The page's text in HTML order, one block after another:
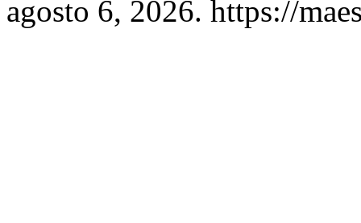
agosto 6, 2026. https://